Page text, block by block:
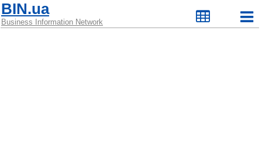
BIN.ua
Business Information Network